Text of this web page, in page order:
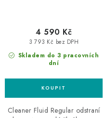
Skladem do 3 pracovních
dní
3 793 Kč bez DPH
4 590 Kč
Cleaner Fluid Regular odstraní